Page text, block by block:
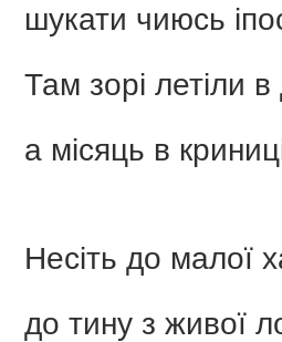
шукати чиюсь
Там зорі летіли в
а місяць в
Несіть до малої
до тину з живої